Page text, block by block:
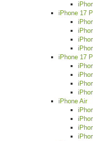
iPhone 17
iPhone 17
iPhone Air